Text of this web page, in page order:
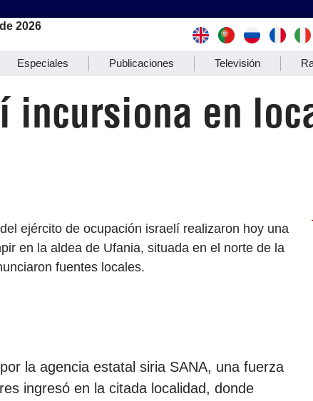
2026
Especiales Publicaciones Televisión
incursiona en
ejército de ocupación israelí realizaron hoy una
en la aldea de Ufania, situada en el norte de la
fuentes locales.
la agencia estatal siria SANA, una fuerza
ingresó en la citada localidad, donde